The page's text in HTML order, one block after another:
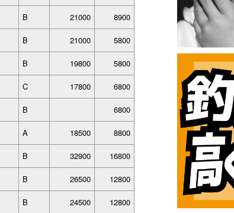
B 21000 8900
B 21000 5800
B 19800 5800
C 17800 6800
B 6800
A 18500 8800
B 32900 16800
B 26500 12800
B 24500 12800